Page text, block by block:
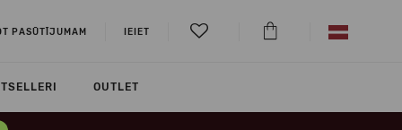
PASŪTĪJUMAM IEIET
OUTLET